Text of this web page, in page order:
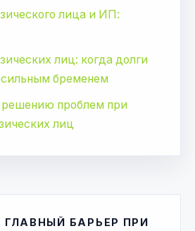
лица и ИП:
лиц: когда долги
бременем
решению проблем при
лиц
БАРЬЕР ПРИ